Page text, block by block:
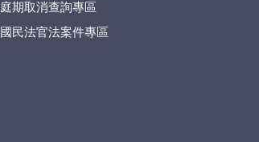
庭期取消查詢專區
國民法官法案件專區